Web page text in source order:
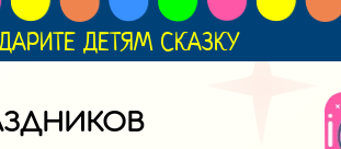
ДЕТЯМ СКАЗКУ